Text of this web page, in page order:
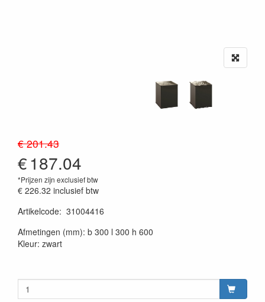
€ 201.43
€187.04
*Prijzen zijn exclusief btw
€ 226.32 inclusief btw
Artikelcode: 31004416
Afmetingen (mm): b 300 l 300 h 600
Kleur: zwart